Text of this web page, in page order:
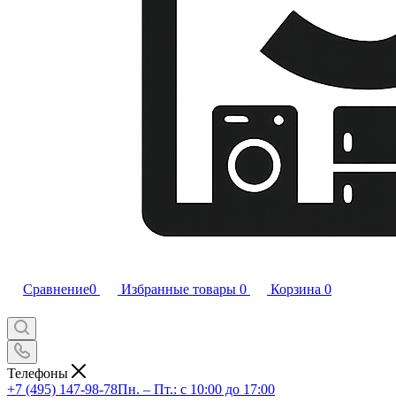
Сравнение0 Избранные товары 0 Корзина 0
Телефоны
+7 (495) 147-98-78Пн. – Пт.: с 10:00 до 17:00